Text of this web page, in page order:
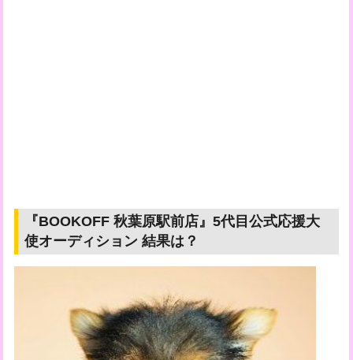
『BOOKOFF 秋葉原駅前店』5代目公式応援大
使オーディション 結果は？